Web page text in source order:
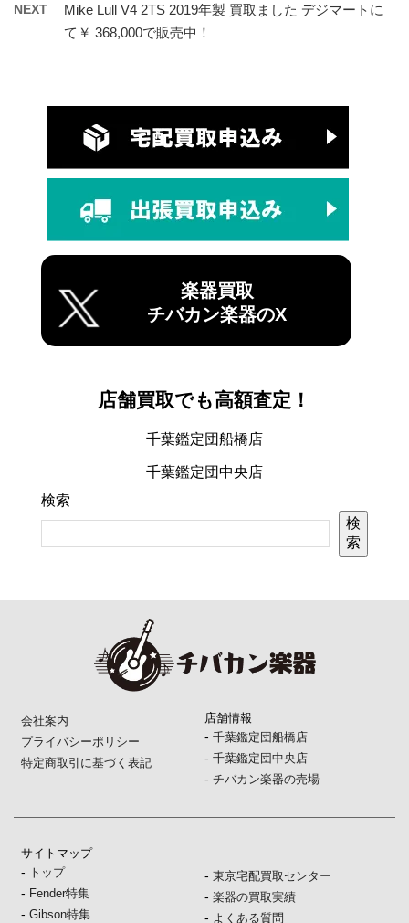
NEXT
Mike Lull V4 2TS 2019年製 買取ました デジマートに
て￥ 368,000で販売中！
楽器買取
チバカン楽器のX
店舗買取でも高額査定！
千葉鑑定団船橋店
千葉鑑定団中央店
検索
検
索
会社案内
プライバシーポリシー
特定商取引に基づく表記
店舗情報
- 千葉鑑定団船橋店
- 千葉鑑定団中央店
- チバカン楽器の売場
サイトマップ
- トップ
- Fender特集
-Gibson特集
- 東京宅配買取センター
- 楽器の買取実績
- よくある質問